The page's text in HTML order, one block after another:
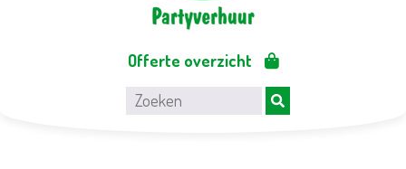
Offerte overzicht